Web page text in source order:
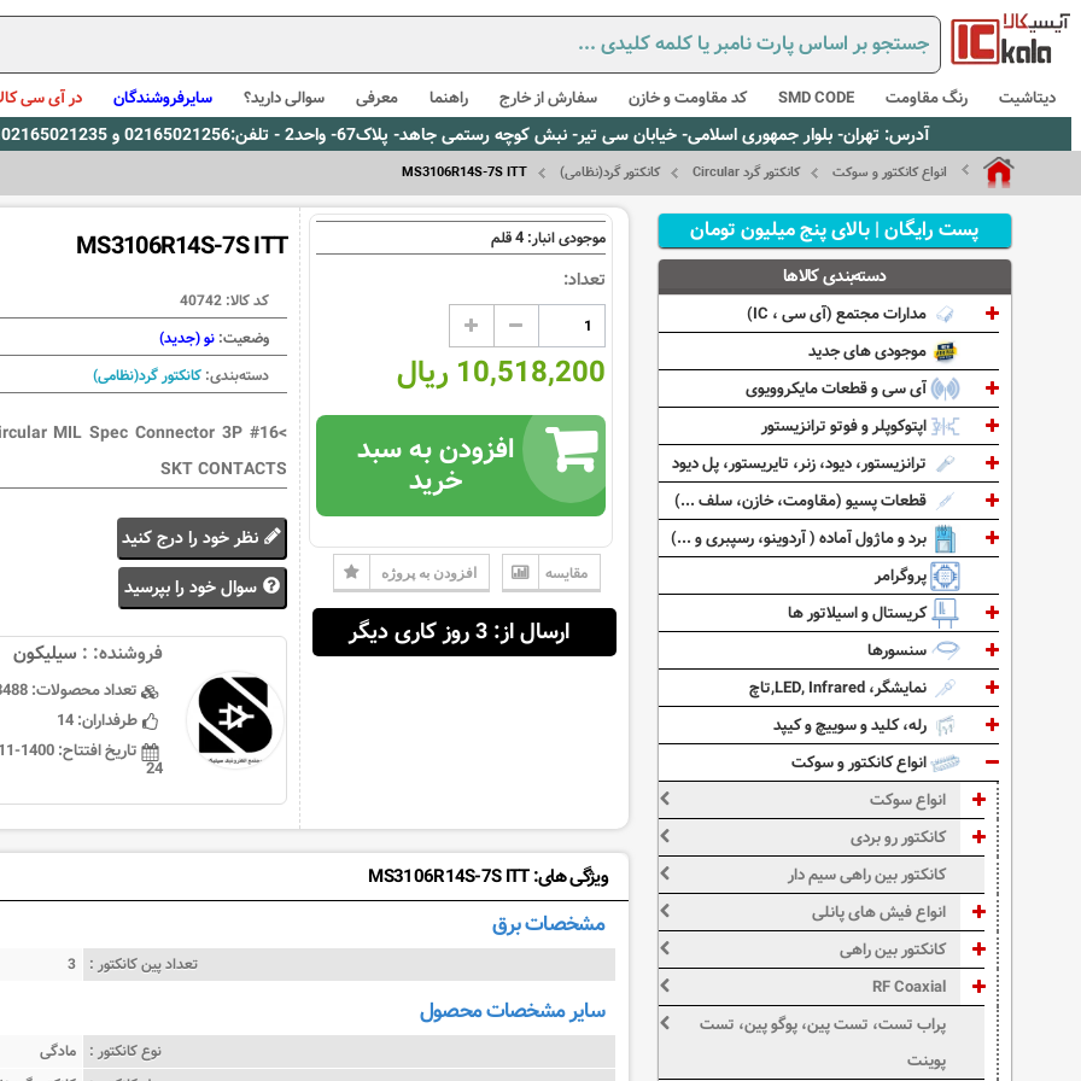
دیتاشیت رنگ مقاومت SMD CODE کد مقاومت و خازن سفارش از خارج راهنما معرفی سوالی دارید؟ سایرفروشندگان در آی سی
آدرس: تهران- بلوار جمهوری اسلامی- خیابان سی تیر- نبش کوچه رستمی جاهد- پلاک67- واحد2 - تلفن:02165021256 و 02165021235، پیام رسان بله: 09309563731 ساعت کاری 9 لغایت 16
انواع کانکتور و سوکت کانکتور گرد Circular کانکتور گرد(نظامی) MS3106R14S-7S ITT
MS3106R14S-7S ITT
کد کالا: 40742
وضعیت: نو (جدید)
دسته‌بندی: کانکتور گرد(نظامی)
MIL Spec Connector 3P #16
SKT CONTACTS
نظر خود را درج کنید
سوال خود را بپرسید
فروشنده: : سيليكون
تعداد محصولات:
طرفداران:14
تاریخ افتتاح:
24
موجودی انبار:4قلم
تعداد:
10,518,200 ریال
افزودن به سبد
خرید
مقایسه افزودن به پروژه
ارسال از: 3 روز کاری دیگر
ویژگی های: MS3106R14S-7S ITT
مشخصات برق
تعداد پین کانکتور : 3
سایر مشخصات محصول
نوع کانکتور :
مادگی
پست رایگان | بالای پنج میلیون تومان
دسته‌بندی کالاها
مدارات مجتمع (آی سی ، IC)
موجودی های جدید
آی سی و قطعات مایکروویوی
اپتوکوپلر و فوتو ترانزیستور
ترانزیستور، دیود، زنر، تایریستور، پل دیود
قطعات پسیو (مقاومت، خازن، سلف ...)
برد و ماژول آماده ( آردوینو، رسپبری و ...)
پروگرامر
کریستال و اسیلاتور ها
سنسورها
نمایشگر، LED, Infrared,تاچ
رله، کلید و سوییچ و کیپد
انواع کانکتور و سوکت
انواع سوکت
کانکتور رو بردی
کانکتور بین راهی سیم دار
انواع فیش های پانلی
کانکتور بین راهی
RF Coaxial
پراب تست، تست پین، پوگو پین، تست
پوینت